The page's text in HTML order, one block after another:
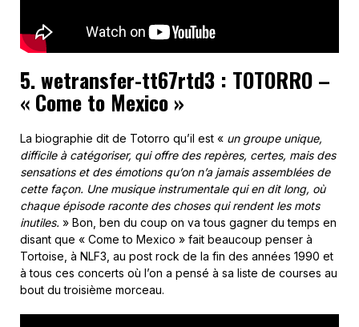
5. wetransfer-tt67rtd3 : TOTORRO –
« Come to Mexico »
La biographie dit de Totorro qu’il est « un groupe unique,
difficile à catégoriser, qui offre des repères, certes, mais des
sensations et des émotions qu’on n’a jamais assemblées de
cette façon. Une musique instrumentale qui en dit long, où
chaque épisode raconte des choses qui rendent les mots
inutiles. » Bon, ben du coup on va tous gagner du temps en
disant que « Come to Mexico » fait beaucoup penser à
Tortoise, à NLF3, au post rock de la fin des années 1990 et
à tous ces concerts où l’on a pensé à sa liste de courses au
bout du troisième morceau.